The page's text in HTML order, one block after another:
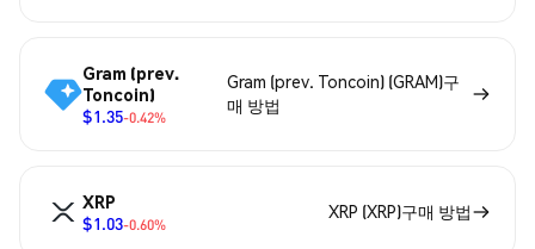
Gram (prev.
Toncoin)
$1.35-0.42%
Gram (prev. Toncoin) (GRAM)구
매 방법
XRP
$1.03-0.60%
XRP (XRP)구매 방법